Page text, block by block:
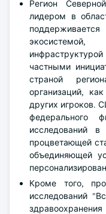
Регион
лидером в
экосистемой,
частными
страной
организаций,
других игроков.
федерального
исследований
процветающей
объединяющей
Кроме того,
исследований